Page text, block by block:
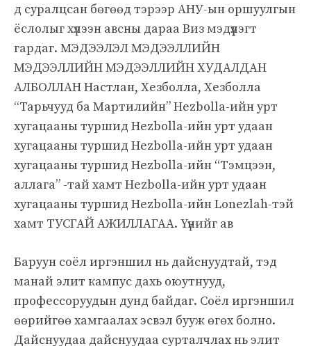
д суралцсан бөгөөд тэрээр АНУ-ын оршуулгын
ёслолыг хүлээн авсны дараа Виз мэдүүлэгт
гардаг. МЭДЭЭЛЭЛ МЭДЭЭЛЛИЙН
МЭДЭЭЛЛИЙН МЭДЭЭЛЛИЙН ХУДАЛДАН
АЛБОЛЛАН Настлан, Хезболла, Хезболла
“Тарьчууд ба Мартилийн” Hezbolla-ийн урт
хугацааны туршид Hezbolla-ийн урт удаан
хугацааны туршид Hezbolla-ийн урт удаан
хугацааны туршид Hezbolla-ийн “Тэмцээн,
аллага” -тай хамт Hezbolla-ийн урт удаан
хугацааны туршид Hezbolla-ийн Lonezlah-тэй
хамт ТУСГАЙ АЖИЛЛАГАА. Үүнийг ав
Баруун соёл иргэншил нь дайснуудтай, тэд
манай элит кампус дахь оюутнууд,
профессоруудын дунд байдаг. Соёл иргэншил
өөрийгөө хамгаалах эсвэл бууж өгөх болно.
Дайснуудаа дайснуудаа сурталчлах нь элит